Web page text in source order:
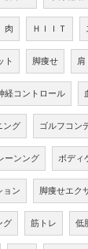
肉 ＨＩＩＴ
ト 脚痩せ 肩
経コントロール
ング ゴルフコン
ーンング ボディ
ョン 脚痩せエク
グ 筋トレ 低